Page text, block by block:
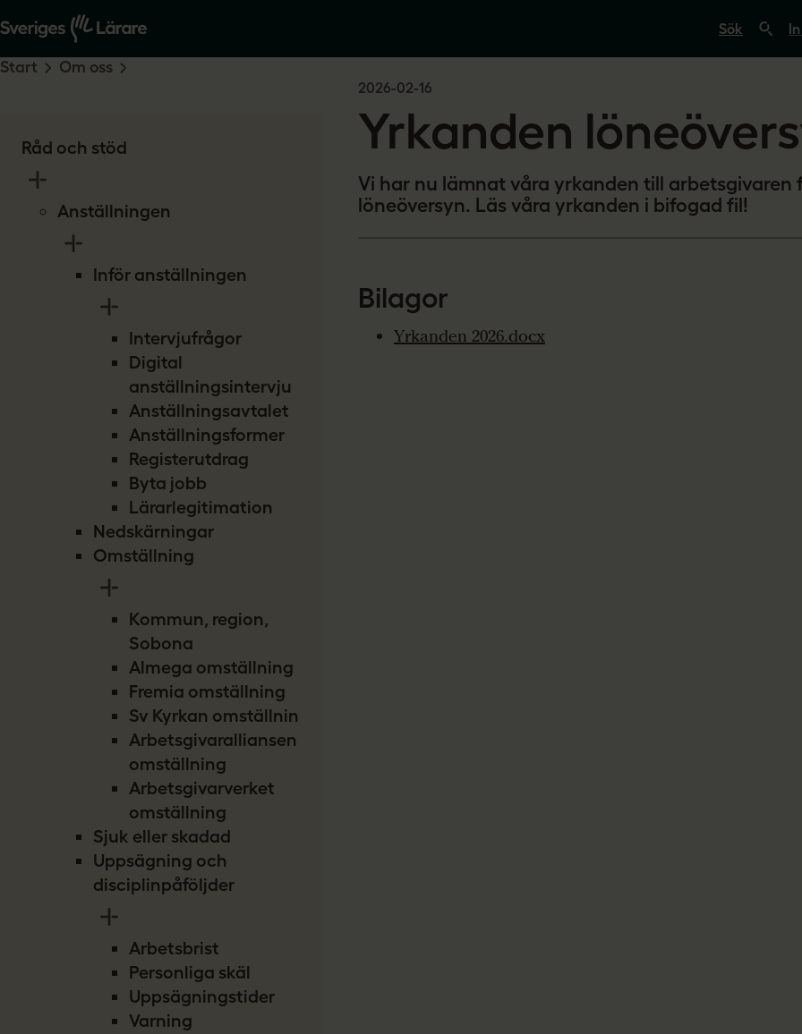
ö
p
r
i
e
s
l
Råd och stöd
Anställningen
Inför anställningen
Intervjufrågor
Digital
anställningsintervju
Anställningsavtalet
Anställningsformer
Registerutdrag
Byta jobb
Lärarlegitimation
Nedskärningar
Omställning
Kommun, region,
Sobona
Almega omställning
Fremia omställning
Sv Kyrkan omställning
Arbetsgivaralliansen
omställning
Arbetsgivarverket
omställning
Sjuk eller skadad
Uppsägning och
disciplinpåföljder
Arbetsbrist
Personliga skäl
Uppsägningstider
Varning
Start Om oss
2026-02-16
Yrkanden
Vi har nu lämnat våra yrkanden till arbetsgivaren
löneöversyn. Läs våra yrkanden i bifogad fil!
Bilagor
Yrkanden 2026.docx